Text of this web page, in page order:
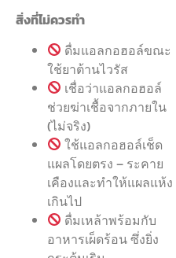
สิ่งที่ไม่ควรทำ
ดื่มแอลกอฮอล์ขณะ
ใช้ยาต้านไวรัส
เชื่อว่าแอลกอฮอล์
ช่วยฆ่าเชื้อจากภายใน
(ไม่จริง)
ใช้แอลกอฮอล์เช็ด
แผลโดยตรง – ระคาย
เคืองและทำให้แผลแห้ง
เกินไป
ดื่มเหล้าพร้อมกับ
อาหารเผ็ดร้อน ซึ่งยิ่ง